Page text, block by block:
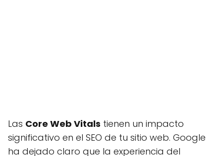
Las Core Web Vitals tienen un impacto
significativo en el SEO de tu sitio web. Google
ha dejado claro que la experiencia del